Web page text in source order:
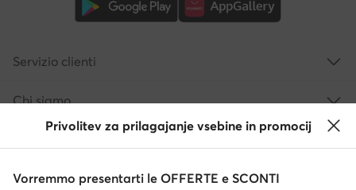
Servizio clienti
Chi siamo
Privolitev za prilagajanje vsebine in promocij
Vorremmo presentarti le OFFERTE e SCONTI